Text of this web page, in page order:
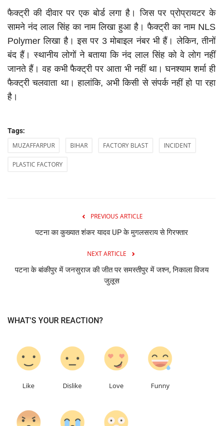
फैक्ट्री की दीवार पर एक बोर्ड लगा है। जिस पर प्रोप्रायटर​​​​​​​ के
सामने नंद लाल सिंह का नाम लिखा हुआ है। फैक्ट्री का नाम NLS
Polymer लिखा है। इस पर 3 मोबाइल नंबर भी हैं। लेकिन, तीनों
बंद हैं। स्थानीय लोगों ने बताया कि नंद लाल सिंह को वे लोग नहीं
जानते हैं। वह कभी फैक्ट्री पर आता भी नहीं था। घनश्याम शर्मा ही
फैक्ट्री चलवाता था। हालांकि, अभी किसी से संपर्क नहीं हो पा रहा
है।
Tags:
MUZAFFARPUR BIHAR FACTORY BLAST INCIDENT
PLASTIC FACTORY
PREVIOUS ARTICLE
पटना का कुख्यात शंकर यादव UP के मुगलसराय से गिरफ्तार
NEXT ARTICLE
पटना के बांकीपुर में जनसुराज की जीत पर समस्तीपुर में जश्न, निकाला विजय
जुलूस
WHAT'S YOUR REACTION?
Like Dislike Love Funny